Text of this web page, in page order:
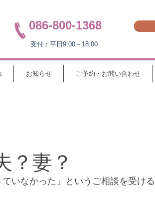
086-800-1368
受付：平日9:00～18:00
お知らせ ご予約・お問い合わせ
？妻？
いなかった」というご相談を受け